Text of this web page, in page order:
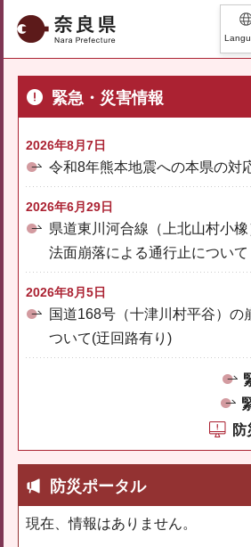
奈良県
緊急・災害情報
2026年8月7日
令和8年熊本地震への本県の対
2026年6月29日
県道東川河合線（上北山村小
法面崩落による通行止について
2026年8月5日
国道168号（十津川村平谷）の
ついて(迂回路有り)
防災ポータル
現在、情報はありません。